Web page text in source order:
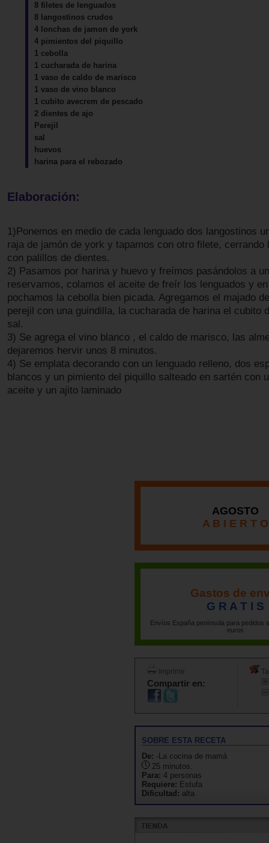
8 filetes de lenguados
8 langostinos crudos
4 lonchas de jamon de york
4 pimientos del piquillo
1 cebolla
1 cucharada de harina
1 vaso de caldo de marisco
1 vaso de vino blanco
1 cubito avecrem de pescado
2 dientes de ajo
Perejil
sal
huevos
harina para el rebozado
Elaboración:
1)Ponemos en medio de cada lenguado dos langostinos
raja de jamón de york y tapamos con otro filete, cerrando
con palillos de dientes.
2) Pasamos por harina y huevo y freímos pasándolos a
reservamos, colamos el aceite de freír los lenguados y
pochamos la cebolla bien picada. Agregamos el majado
perejil con una guindilla, la cucharada de harina el cubito
sal.
3) Se agrega el vino blanco , el caldo de marisco, las
dejaremos hervir unos 8 minutos.
4) Se emplata decorando con un lenguado relleno, dos
blancos y un pimiento del piquillo salteado en sartén con
aceite y un ajito laminado
AGOSTO
A B I E R T O
Gastos de
G R A T I S
Envíos España península para pedidos
euros
Imprimir
Compartir en:
SOBRE ESTA RECETA
De: -La cocina de mamá
25 minutos.
Para: 4 personas
Requiere: Estufa
Dificultad: alta